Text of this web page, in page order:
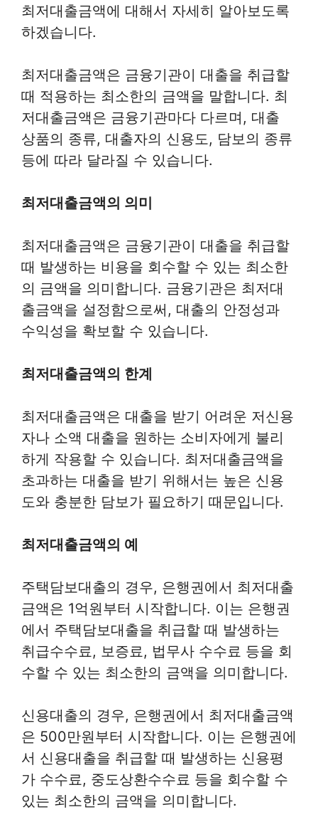
최저대출금액에 대해서 자세히 알아보도록
하겠습니다.
최저대출금액은 금융기관이 대출을 취급할
때 적용하는 최소한의 금액을 말합니다. 최
저대출금액은 금융기관마다 다르며, 대출
상품의 종류, 대출자의 신용도, 담보의 종류
등에 따라 달라질 수 있습니다.
최저대출금액의 의미
최저대출금액은 금융기관이 대출을 취급할
때 발생하는 비용을 회수할 수 있는 최소한
의 금액을 의미합니다. 금융기관은 최저대
출금액을 설정함으로써, 대출의 안정성과
수익성을 확보할 수 있습니다.
최저대출금액의 한계
최저대출금액은 대출을 받기 어려운 저신용
자나 소액 대출을 원하는 소비자에게 불리
하게 작용할 수 있습니다. 최저대출금액을
초과하는 대출을 받기 위해서는 높은 신용
도와 충분한 담보가 필요하기 때문입니다.
최저대출금액의 예
주택담보대출의 경우, 은행권에서 최저대출
금액은 1억원부터 시작합니다. 이는 은행권
에서 주택담보대출을 취급할 때 발생하는
취급수수료, 보증료, 법무사 수수료 등을 회
수할 수 있는 최소한의 금액을 의미합니다.
신용대출의 경우, 은행권에서 최저대출금액
은 500만원부터 시작합니다. 이는 은행권에
서 신용대출을 취급할 때 발생하는 신용평
가 수수료, 중도상환수수료 등을 회수할 수
있는 최소한의 금액을 의미합니다.